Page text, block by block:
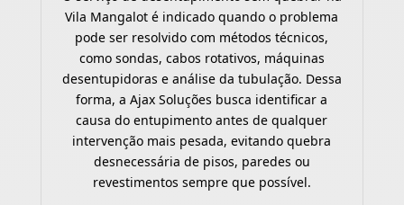
Vila Mangalot é indicado quando o problema
pode ser resolvido com métodos técnicos,
como sondas, cabos rotativos, máquinas
desentupidoras e análise da tubulação. Dessa
forma, a Ajax Soluções busca identificar a
causa do entupimento antes de qualquer
intervenção mais pesada, evitando quebra
desnecessária de pisos, paredes ou
revestimentos sempre que possível.